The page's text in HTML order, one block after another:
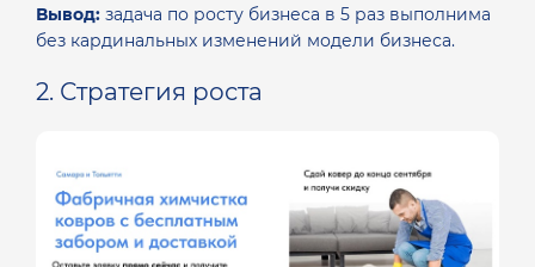
Вывод: задача по росту бизнеса в 5 раз выполнима
без кардинальных изменений модели бизнеса.
2. Стратегия роста